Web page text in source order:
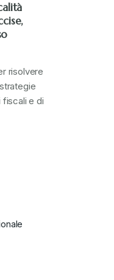
risolvere
fiscali e di